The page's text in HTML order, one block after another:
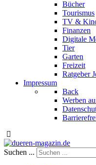
Bücher
Tourismus
TV &
Finanzen
Digitale
Tier
Garten
Freizeit
Ratgeber
Impressum
Back
Werben
Suchen ...